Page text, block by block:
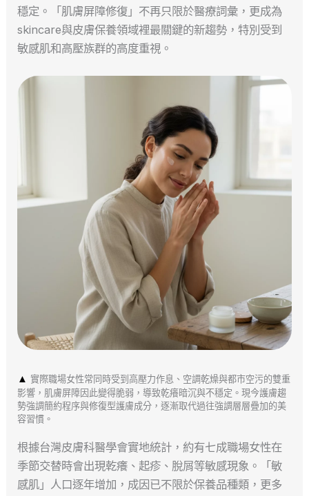
穩定。「肌膚屏障修復」不再只限於醫療詞彙，更成為
skincare與皮膚保養領域裡最關鍵的新趨勢，特別受到
敏感肌和高壓族群的高度重視。
▲ 實際職場女性常同時受到高壓力作息、空調乾燥與都市空污的雙重
影響，肌膚屏障因此變得脆弱，導致乾癢暗沉與不穩定。現今護膚趨
勢強調簡約程序與修復型護膚成分，逐漸取代過往強調層層疊加的美
容習慣。
根據台灣皮膚科醫學會實地統計，約有七成職場女性在
季節交替時會出現乾癢、起疹、脫屑等敏感現象。「敏
感肌」人口逐年增加，成因已不限於保養品種類，更多